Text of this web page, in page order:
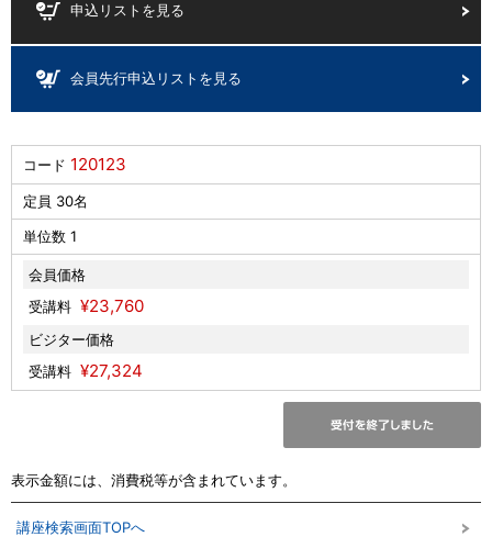
申込リストを見る
会員先行申込リストを見る
コード 120123
定員 30名
単位数 1
会員価格
受講料 ¥23,760
ビジター価格
受講料 ¥27,324
表示金額には、消費税等が含まれています。
講座検索画面TOPへ